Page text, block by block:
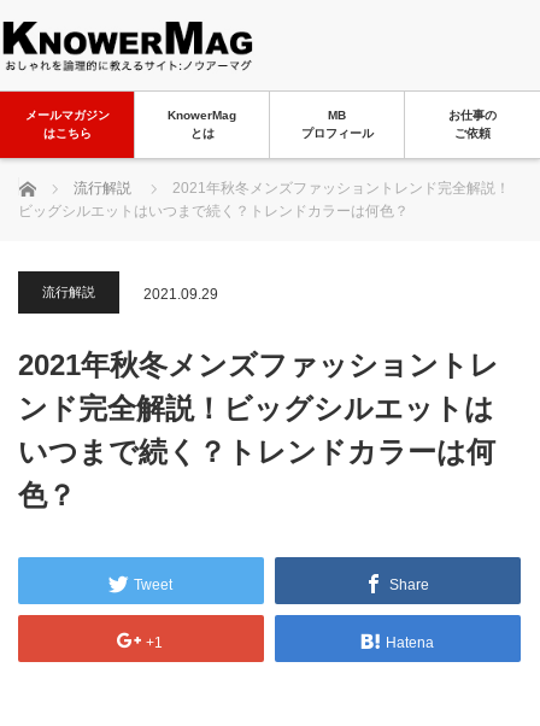
メールマガジン
はこちら
KnowerMag
とは
MB
プロフィール
お仕事の
ご依頼
ホーム 流行解説
2021年秋冬メンズファッショントレンド完全解説！
ビッグシルエットはいつまで続く？トレンドカラーは何色？
流行解説 2021.09.29
2021年秋冬メンズファッショントレ
ンド完全解説！ビッグシルエットは
いつまで続く？トレンドカラーは何
色？
Tweet Share
+1 Hatena